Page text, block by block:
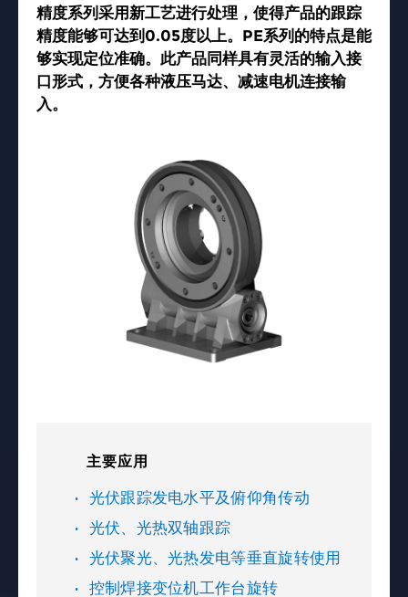
精度系列采用新工艺进行处理，使得产品的跟踪
精度能够可达到0.05度以上。PE系列的特点是能
够实现定位准确。此产品同样具有灵活的输入接
口形式，方便各种液压马达、减速电机连接输
入。
主要应用
光伏跟踪发电水平及俯仰角传动
光伏、光热双轴跟踪
光伏聚光、光热发电等垂直旋转使用
控制焊接变位机工作台旋转